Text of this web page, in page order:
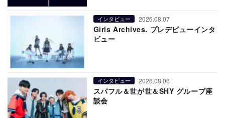
インタビュー 2026.08.07
Girls Archives. プレデビューインタ
ビュー
インタビュー 2026.08.06
スパフル＆世が世＆SHY グループ座
談会